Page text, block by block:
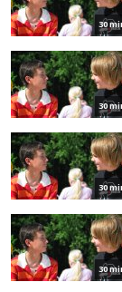
30
30
30
30